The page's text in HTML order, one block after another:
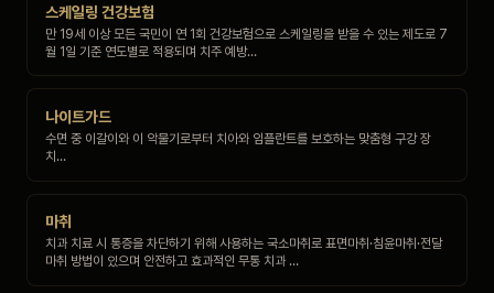
스케일링 건강보험
만 19세 이상 모든 국민이 연 1회 건강보험으로 스케일링을 받을 수 있는 제도로 7
월 1일 기준 연도별로 적용되며 치주 예방…
나이트가드
수면 중 이갈이와 이 악물기로부터 치아와 임플란트를 보호하는 맞춤형 구강 장
치…
마취
치과 치료 시 통증을 차단하기 위해 사용하는 국소마취로 표면마취·침윤마취·전달
마취 방법이 있으며 안전하고 효과적인 무통 치과 …